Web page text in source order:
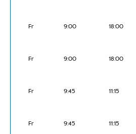
Fr 9:00 18:00
Fr 9:00 18:00
Fr 9:45 11:15
Fr 9:45 11:15